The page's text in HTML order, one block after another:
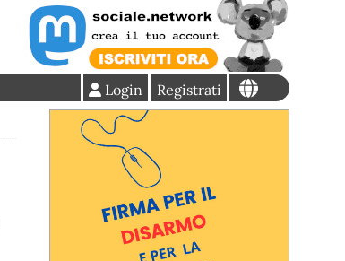
Registrati
Login